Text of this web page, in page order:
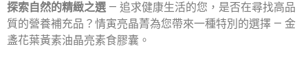
探索自然的精緻之選 — 追求健康生活的您，是否在尋找高品
質的營養補充品？情寅亮晶菁為您帶來一種特別的選擇 — 金
盞花葉黃素油晶亮素食膠囊。